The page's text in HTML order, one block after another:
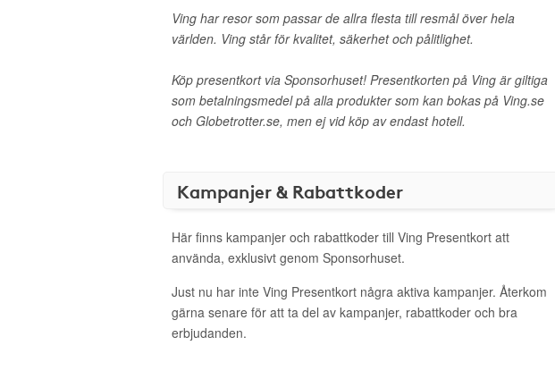
Ving har resor som passar de allra flesta till resmål över hela
världen. Ving står för kvalitet, säkerhet och pålitlighet.
Köp presentkort via Sponsorhuset! Presentkorten på Ving är giltiga
som betalningsmedel på alla produkter som kan bokas på Ving.se
och Globetrotter.se, men ej vid köp av endast hotell.
Kampanjer & Rabattkoder
Här finns kampanjer och rabattkoder till Ving Presentkort att
använda, exklusivt genom Sponsorhuset.
Just nu har inte Ving Presentkort några aktiva kampanjer. Återkom
gärna senare för att ta del av kampanjer, rabattkoder och bra
erbjudanden.